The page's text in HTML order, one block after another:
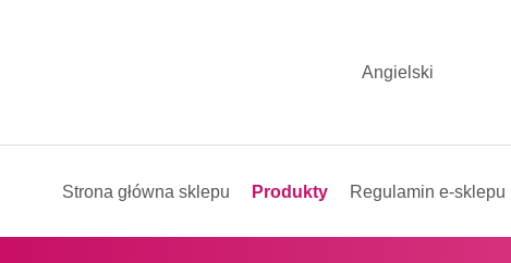
Angielski
Strona główna sklepu Produkty Regulamin e-sklepu